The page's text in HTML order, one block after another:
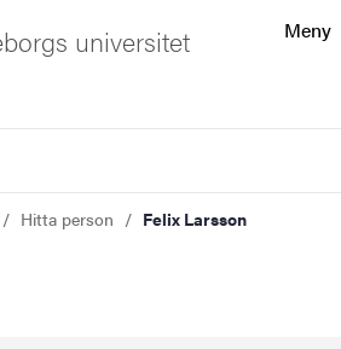
Meny
universitet
Hitta person Felix Larsson